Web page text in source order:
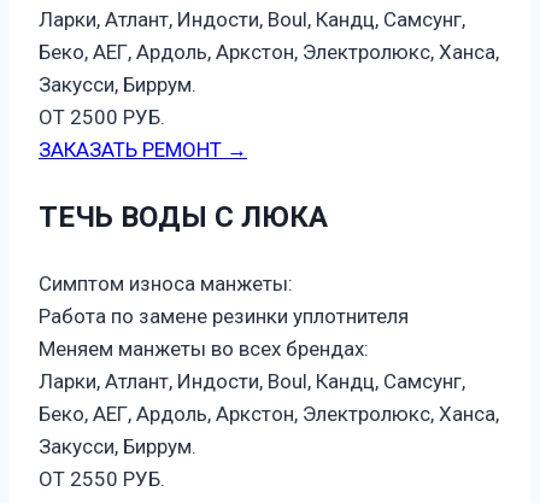
Ларки, Атлант, Индости, Boul, Кандц, Самсунг,
Беко, АЕГ, Ардоль, Аркстон, Электролюкс, Ханса,
Закусси, Биррум.
ОТ 2500 РУБ.
ЗАКАЗАТЬ РЕМОНТ →
ТЕЧЬ ВОДЫ С ЛЮКА
Симптом износа манжеты:
Работа по замене резинки уплотнителя
Меняем манжеты во всех брендах:
Ларки, Атлант, Индости, Boul, Кандц, Самсунг,
Беко, АЕГ, Ардоль, Аркстон, Электролюкс, Ханса,
Закусси, Биррум.
ОТ 2550 РУБ.